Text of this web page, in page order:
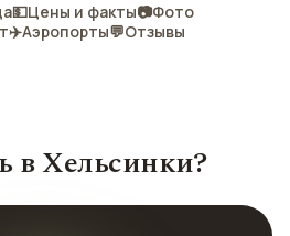
💵Цены и факты📷Фото
✈️Аэропорты💬Отзывы
в Хельсинки?